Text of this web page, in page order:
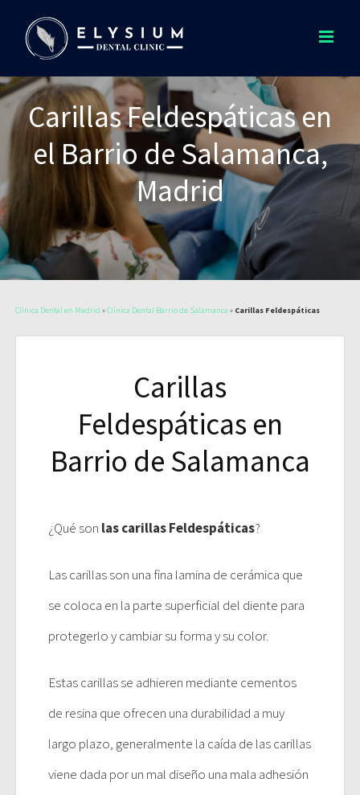
contenido
Carillas Feldespáticas en
el Barrio de Salamanca,
Madrid
Clínica Dental en Madrid »Clínica Dental Barrio de Salamanca » Carillas Feldespáticas
Carillas
Feldespáticas en
Barrio de Salamanca
¿Qué son las carillas Feldespáticas?
Las carillas son una fina lamina de cerámica que
se coloca en la parte superficial del diente para
protegerlo y cambiar su forma y su color.
Estas carillas se adhieren mediante cementos
de resina que ofrecen una durabilidad a muy
largo plazo, generalmente la caída de las carillas
viene dada por un mal diseño una mala adhesión